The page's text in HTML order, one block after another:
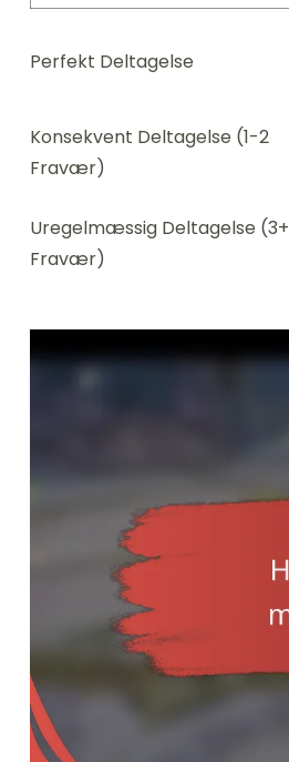
Perfekt Deltagelse
Konsekvent Deltagelse (1-2
Fravær)
Uregelmæssig Deltagelse (3+
Fravær)